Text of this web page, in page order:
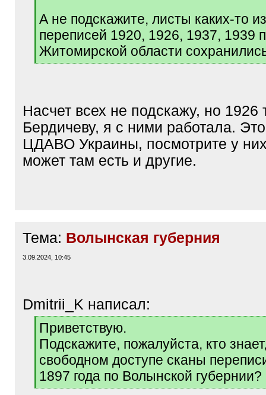
А не подскажите, листы каких-то
переписей 1920, 1926, 1937, 1939
Житомирской области
[
Насчет всех не подскажу, но 1926
Бердичеву, я с ними работала.
ЦДАВО Украины, посмотрите у
может там есть и другие.
Тема: Волынская губерния
3.09.2024, 10:45
Dmitrii_K написал:
[
qПриветствую.
Подскажите, пожалуйста, кто
свободном доступе сканы
1897 года по Волынской губернии?
[